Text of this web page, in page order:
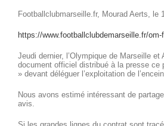
Footballclubmarseille.fr, Mourad Aerts, le
https://www.footballclubdemarseille.fr/
Jeudi dernier, l’Olympique de Marseille
document officiel distribué à la presse ce
» devant déléguer l’exploitation de
Nous avons estimé intéressant de
avis.